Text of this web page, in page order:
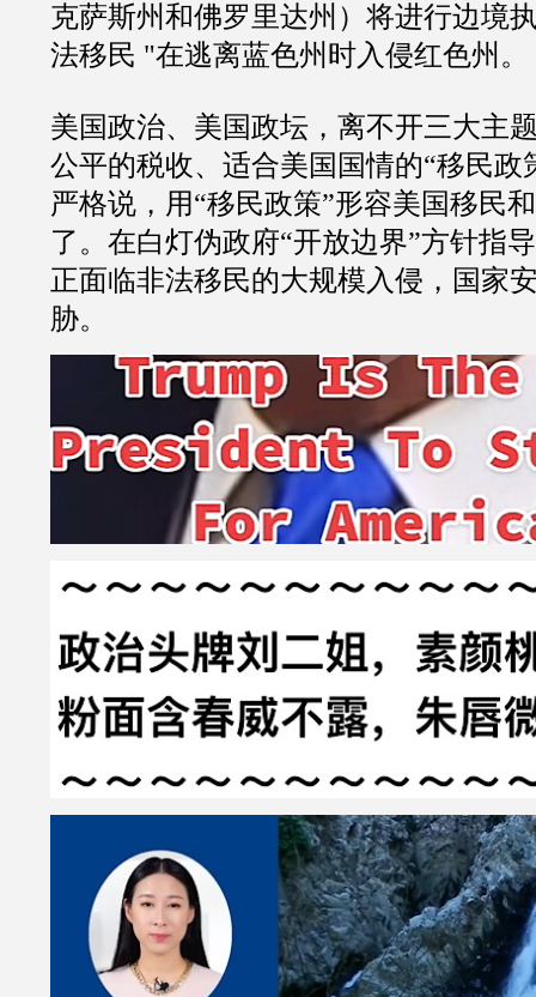
克萨斯州和佛罗里达州）将进行边境
法移民 "在逃离蓝色州时入侵红色州。
美国政治、美国政坛，离不开三大主
公平的税收、适合美国国情的“移民政
严格说，用“移民政策”形容美国移民
了。 在白灯伪政府“开放边界”方针指
正面临非法移民的大规模入侵，国家
胁。